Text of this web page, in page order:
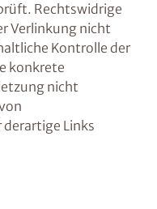
Rechtswidrige
Verlinkung nicht
Kontrolle der
konkrete
nicht
Links